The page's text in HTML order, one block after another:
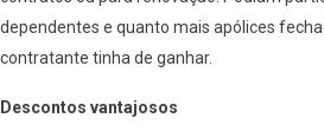
dependentes e quanto mais apólices
contratante tinha de ganhar.
Descontos vantajosos